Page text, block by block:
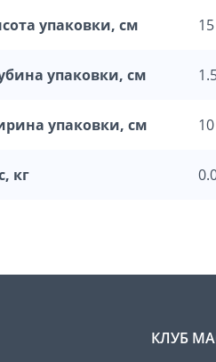
упаковки, см 15
упаковки, см
упаковки, см 10
кг
КЛУБ